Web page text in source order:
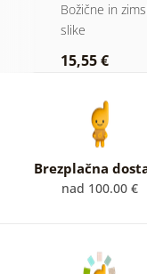
Božične in
slike
15,55 €
Brezplačna
nad 100.00 €